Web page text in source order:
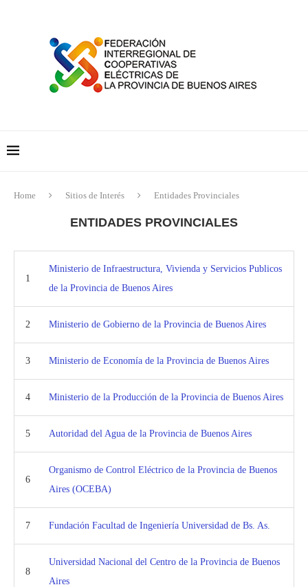
Home Sitios de Interés Entidades Provinciales
ENTIDADES PROVINCIALES
1
Ministerio de Infraestructura, Vivienda y Servicios Publicos
de la Provincia de Buenos Aires
2 Ministerio de Gobierno de la Provincia de Buenos Aires
3 Ministerio de Economía de la Provincia de Buenos Aires
4 Ministerio de la Producción de la Provincia de Buenos Aires
5 Autoridad del Agua de la Provincia de Buenos Aires
6
Organismo de Control Eléctrico de la Provincia de Buenos
Aires (OCEBA)
7 Fundación Facultad de Ingeniería Universidad de Bs. As.
8
Universidad Nacional del Centro de la Provincia de Buenos
Aires